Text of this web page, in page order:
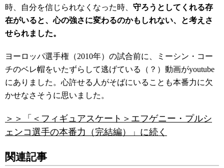
時、自分を信じられなくなった時、 守ろうとしてくれる存
在がいると、心の強さに変わるのかもしれない、と考えさ
せられました。
ヨーロッパ選手権（2010年）の試合前に、ミーシン・コー
チのベレ帽をいたずらして逃げている（？）動画がyoutube
にありました。心許せる人がそばにいることも本番力に欠
かせなさそうに思いました。
＞＞「＜フィギュアスケート＞エフゲニー・プルシ
ェンコ選手の本番力（完結編）」に続く
関連記事